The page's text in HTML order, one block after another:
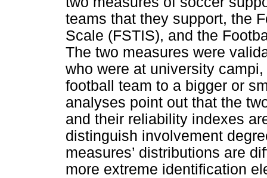
teams that they support, the
Scale (FSTIS), and the
The two measures were
who were at university
football team to a bigger or
analyses point out that the
and their reliability indexes
distinguish involvement
measures’ distributions are
more extreme identification